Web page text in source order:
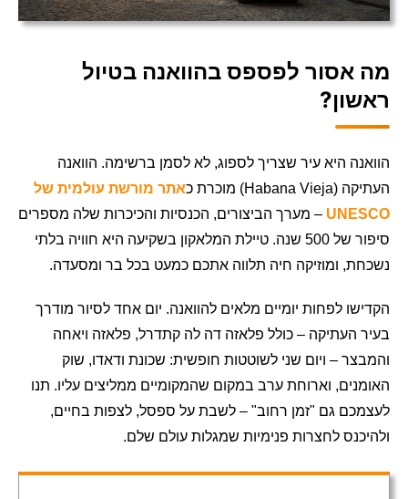
מה אסור לפספס בהוואנה בטיול
ראשון?
הוואנה היא עיר שצריך לספוג, לא לסמן ברשימה. הוואנה
העתיקה (Habana Vieja) מוכרת כ
אתר מורשת עולמית של
UNESCO – מערך הביצורים, הכנסיות והכיכרות שלה מספרים
סיפור של 500 שנה. טיילת המלאקון בשקיעה היא חוויה בלתי
נשכחת, ומוזיקה חיה תלווה אתכם כמעט בכל בר ומסעדה.
הקדישו לפחות יומיים מלאים להוואנה. יום אחד לסיור מודרך
בעיר העתיקה – כולל פלאזה דה לה קתדרל, פלאזה ויאחה
והמבצר – ויום שני לשוטטות חופשית: שכונת ודאדו, שוק
האומנים, וארוחת ערב במקום שהמקומיים ממליצים עליו. תנו
לעצמכם גם "זמן רחוב" – לשבת על ספסל, לצפות בחיים,
ולהיכנס לחצרות פנימיות שמגלות עולם שלם.